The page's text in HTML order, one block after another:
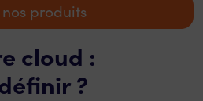
nos produits
cloud :
?